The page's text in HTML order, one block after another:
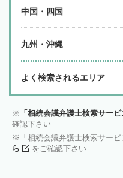
中国・四国
九州・沖縄
よく検索されるエリア
「相続会議弁護士検索サー
確認下さい
「相続会議弁護士検索サー
ら
をご確認下さい